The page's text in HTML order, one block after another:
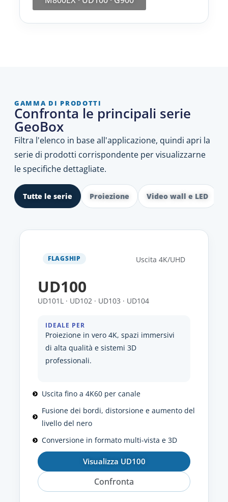
GAMMA DI PRODOTTI
Confronta le principali serie
GeoBox
Filtra l'elenco in base all'applicazione, quindi apri la
serie di prodotti corrispondente per visualizzarne
le specifiche dettagliate.
Tutte le serie Proiezione Video wall e LED
FLAGSHIP Uscita 4K/UHD
UD100
UD101L · UD102 · UD103 · UD104
IDEALE PER
Proiezione in vero 4K, spazi immersivi
di alta qualità e sistemi 3D
professionali.
Uscita fino a 4K60 per canale
Fusione dei bordi, distorsione e aumento del
livello del nero
Conversione in formato multi-vista e 3D
Visualizza UD100
Confronta